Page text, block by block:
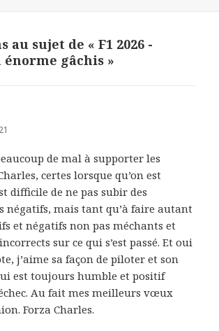
au sujet de « F1 2026 -
énorme gâchis »
de mal à supporter les
certes lorsque qu’on est
difficile de ne pas subir des
négatifs, mais tant qu’à faire autant
et négatifs non pas méchants et
sur ce qui s’est passé. Et oui
j’aime sa façon de piloter et son
est toujours humble et positif
Au fait mes meilleurs vœux
Forza Charles.